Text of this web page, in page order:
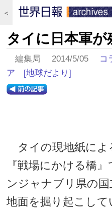
＜
タイに日本軍
編集局 2014/5/05 コ
ア
[地球だより]
タイの現地紙によ
『戦場にかける橋
ンジャナブリ県の国
地面を掘り起こして